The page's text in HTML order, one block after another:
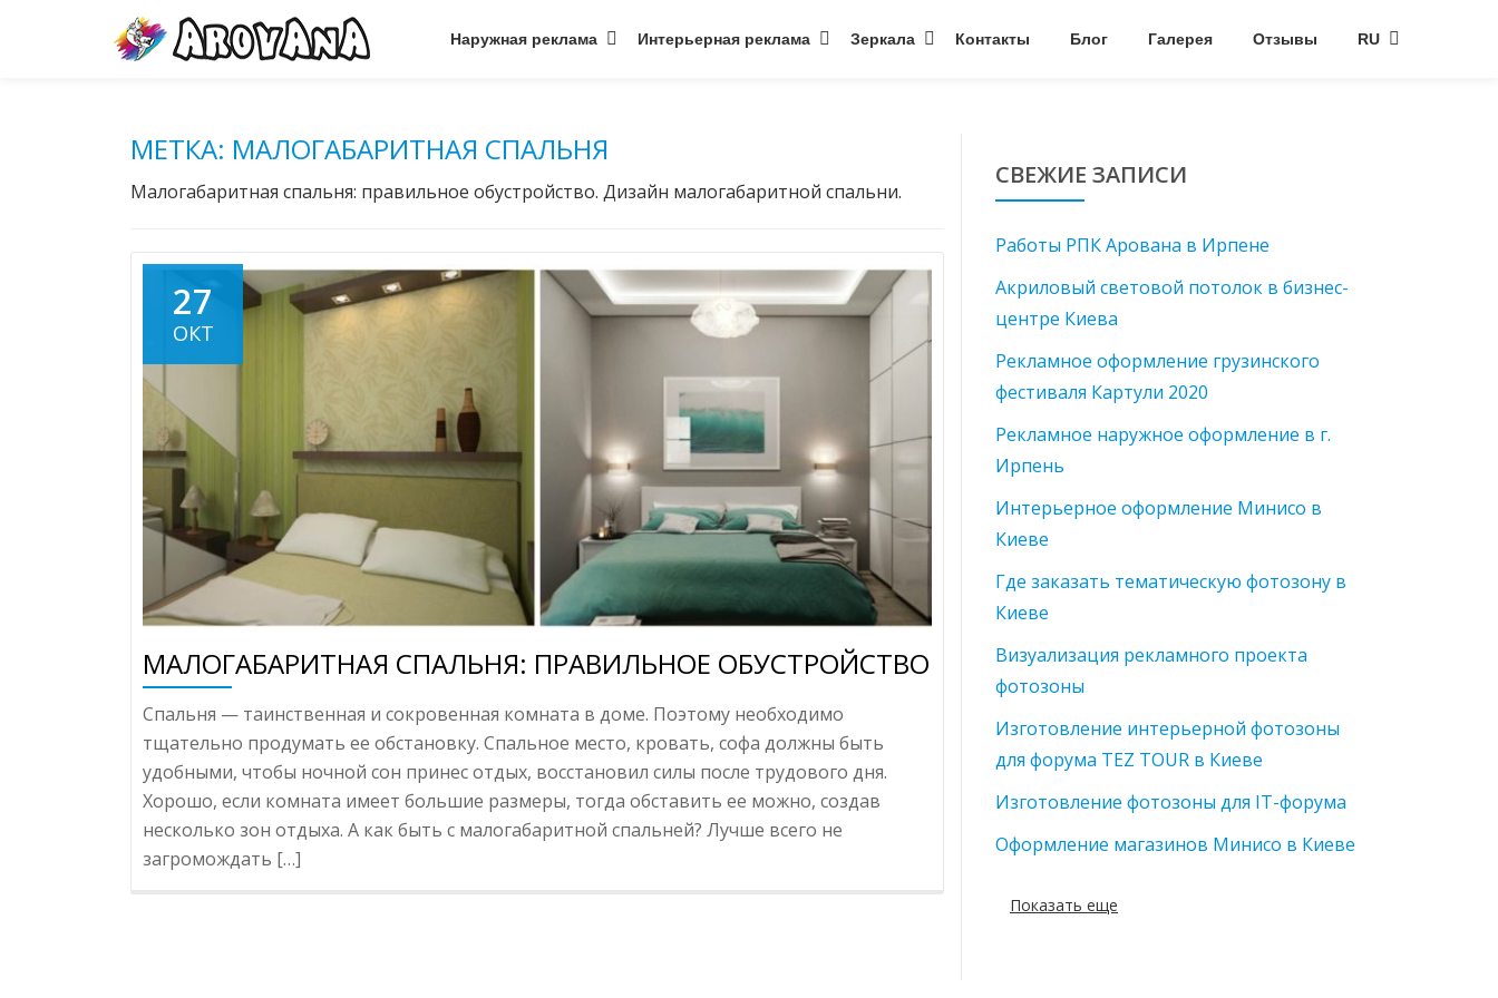
Наружная реклама Интерьерная реклама Зеркала Контакты Блог Галерея Отзывы RU
МЕТКА: МАЛОГАБАРИТНАЯ СПАЛЬНЯ
Малогабаритная спальня: правильное обустройство. Дизайн малогабаритной спальни.
27
ОКТ
МАЛОГАБАРИТНАЯ СПАЛЬНЯ: ПРАВИЛЬНОЕ ОБУСТРОЙСТВО
Спальня — таинственная и сокровенная комната в доме. Поэтому необходимо
тщательно продумать ее обстановку. Спальное место, кровать, софа должны быть
удобными, чтобы ночной сон принес отдых, восстановил силы после трудового дня.
Хорошо, если комната имеет большие размеры, тогда обставить ее можно, создав
несколько зон отдыха. А как быть с малогабаритной спальней? Лучше всего не
загромождать […]
СВЕЖИЕ ЗАПИСИ
Работы РПК Арована в Ирпене
Акриловый световой потолок в бизнес-
центре Киева
Рекламное оформление грузинского
фестиваля Картули 2020
Рекламное наружное оформление в г.
Ирпень
Интерьерное оформление Минисо в
Киеве
Где заказать тематическую фотозону в
Киеве
Визуализация рекламного проекта
фотозоны
Изготовление интерьерной фотозоны
для форума TEZ TOUR в Киеве
Изготовление фотозоны для IT-форума
Оформление магазинов Минисо в Киеве
Показать еще